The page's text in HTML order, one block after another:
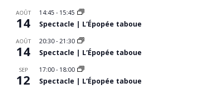
AOÛT
14
14:45 - 15:45
Spectacle | L’Épopée taboue
AOÛT
14
20:30-21:30
Spectacle | L’Épopée taboue
SEP
12
17:00- 18:00
Spectacle | L’Épopée taboue